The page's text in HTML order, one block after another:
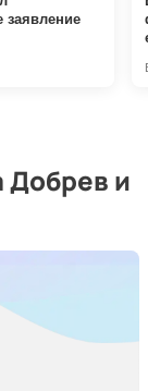
Добрев и